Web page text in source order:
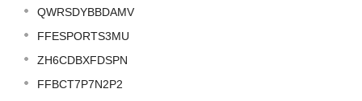
QWRSDYBBDAMV
FFESPORTS3MU
ZH6CDBXFDSPN
FFBCT7P7N2P2